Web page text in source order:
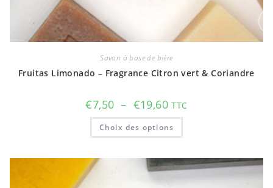
Savon à base de bière
Fruitas Limonado – Fragrance Citron vert & Coriandre
€7,50 – €19,60Plage
de
prix :
€7,50
à
TTC
Choix des options
Ce
a
Les
options
peuvent